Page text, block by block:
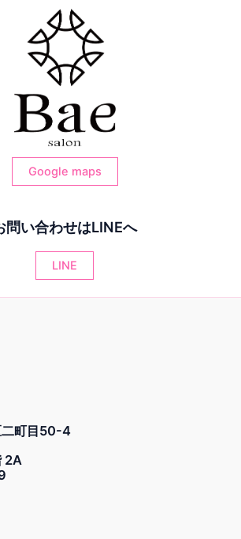
Google maps
問い合わせはLINEへ
LINE
二町目50-4
2A